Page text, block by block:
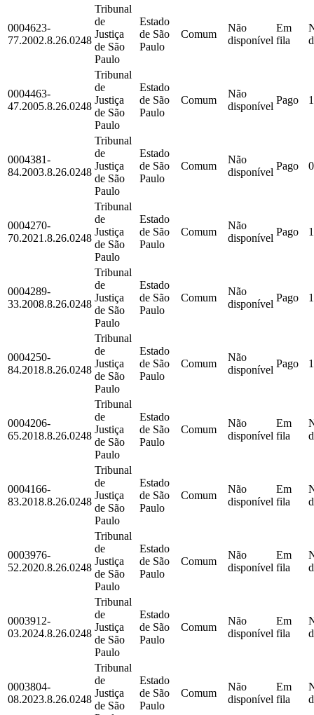
0004623-
77.2002.8.26.0248
Tribunal
de
Justiça
de São
Paulo
Estado
de São
Paulo
Comum
Não
disponível
Em
fila
0004463-
47.2005.8.26.0248
Tribunal
de
Justiça
de São
Paulo
Estado
de São
Paulo
Comum
Não
disponível
Pago
0004381-
84.2003.8.26.0248
Tribunal
de
Justiça
de São
Paulo
Estado
de São
Paulo
Comum
Não
disponível
Pago
0004270-
70.2021.8.26.0248
Tribunal
de
Justiça
de São
Paulo
Estado
de São
Paulo
Comum
Não
disponível
Pago
0004289-
33.2008.8.26.0248
Tribunal
de
Justiça
de São
Paulo
Estado
de São
Paulo
Comum
Não
disponível
Pago
0004250-
84.2018.8.26.0248
Tribunal
de
Justiça
de São
Paulo
Estado
de São
Paulo
Comum
Não
disponível
Pago
0004206-
65.2018.8.26.0248
Tribunal
de
Justiça
de São
Paulo
Estado
de São
Paulo
Comum
Não
disponível
Em
fila
0004166-
83.2018.8.26.0248
Tribunal
de
Justiça
de São
Paulo
Estado
de São
Paulo
Comum
Não
disponível
Em
fila
0003976-
52.2020.8.26.0248
Tribunal
de
Justiça
de São
Paulo
Estado
de São
Paulo
Comum
Não
disponível
Em
fila
0003912-
03.2024.8.26.0248
Tribunal
de
Justiça
de São
Paulo
Estado
de São
Paulo
Comum
Não
disponível
Em
fila
0003804-
08.2023.8.26.0248
Tribunal
de
Justiça
de São
Estado
de São
Paulo
Comum
Não
disponível
Em
fila